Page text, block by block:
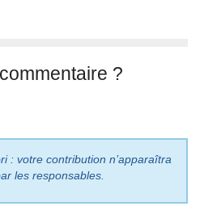
?
: votre contribution n’apparaîtra
les responsables.